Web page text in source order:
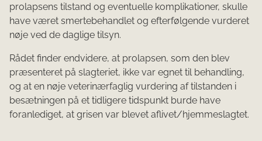
prolapsens tilstand og eventuelle komplikationer, skulle
have været smertebehandlet og efterfølgende vurderet
nøje ved de daglige tilsyn.
Rådet finder endvidere, at prolapsen, som den blev
præsenteret på slagteriet, ikke var egnet til behandling,
og at en nøje veterinærfaglig vurdering af tilstanden i
besætningen på et tidligere tidspunkt burde have
foranlediget, at grisen var blevet aflivet/hjemmeslagtet.